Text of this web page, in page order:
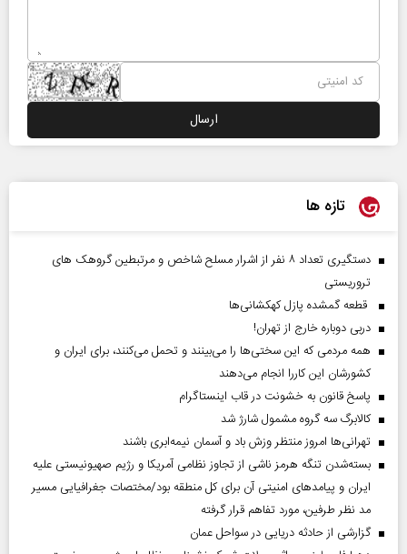
تازه ها
دستگیری تعداد ۸ نفر از اشرار مسلح شاخص و مرتبطین گروهک های
تروریستی
قطعه گمشده پازل کهکشانی‌ها
دربی دوباره خارج از تهران!
همه مردمی که این سختی‌ها را می‌بینند و تحمل می‌کنند، برای ایران و
کشورشان این کاررا انجام می‌دهند
پاسخ قانون به خشونت در قاب اینستاگرام
کالابرگ سه گروه مشمول شارژ شد
تهرانی‌ها امروز منتظر وزش باد و آسمان نیمه‌ابری باشند
بسته‌شدن تنگه هرمز ناشی از تجاوز نظامی آمریکا و رژیم صهیونیستی علیه
ایران و پیامد‌های امنیتی آن برای کل منطقه بود/مختصات جغرافیایی مسیر
مد نظر طرفین، مورد تفاهم قرار گرفته
گزارشی از حادثه دریایی در سواحل عمان